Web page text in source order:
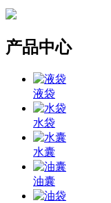
产品中心
液袋
水袋
水囊
油囊